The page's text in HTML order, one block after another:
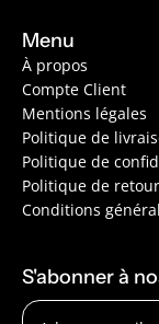
Menu
À propos
Compte Client
Mentions légales
Politique de
Politique de
Politique de
Conditions
S'abonner à